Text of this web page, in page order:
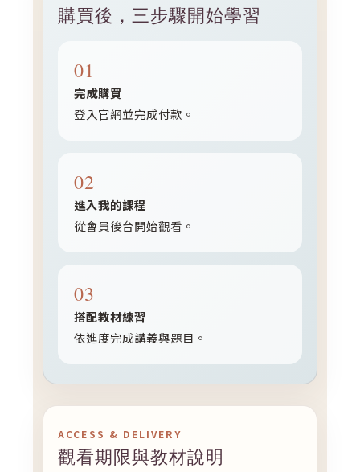
購買後，三步驟開始學習
完成購買
登入官網並完成付款。
進入我的課程
從會員後台開始觀看。
搭配教材練習
依進度完成講義與題目。
ACCESS & DELIVERY
觀看期限與教材說明